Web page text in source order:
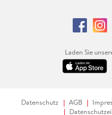
Laden Sie
Datenschutz AGB